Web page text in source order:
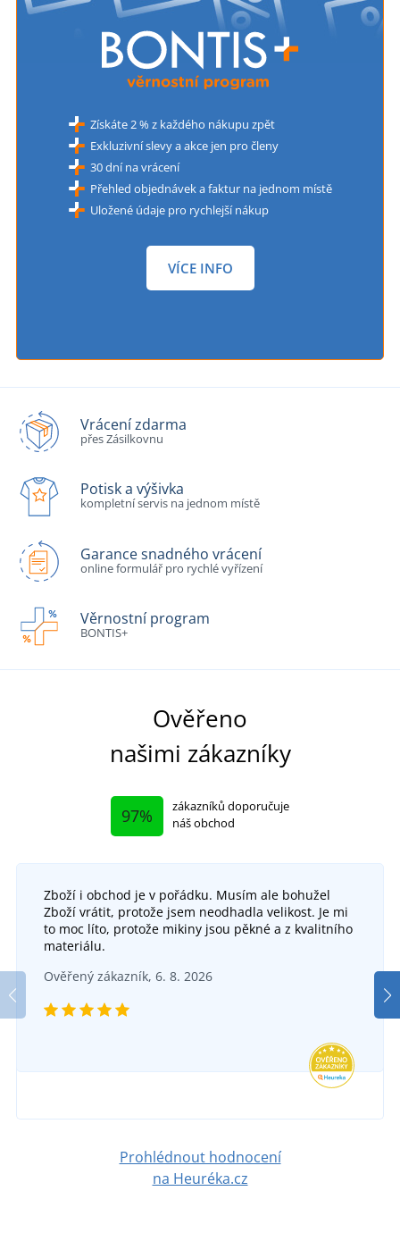
Získáte 2 % z každého nákupu zpět
Exkluzivní slevy a akce jen pro členy
30 dní na vrácení
Přehled objednávek a faktur na jednom místě
Uložené údaje pro rychlejší nákup
VÍCE INFO
Vrácení zdarma
přes Zásilkovnu
Potisk a výšivka
kompletní servis na jednom místě
Garance snadného vrácení
online formulář pro rychlé vyřízení
Věrnostní program
BONTIS+
Ověřeno
našimi zákazníky
97%
zákazníků doporučuje
náš obchod
Zboží i obchod je v pořádku. Musím ale bohužel
Zboží vrátit, protože jsem neodhadla velikost. Je mi
to moc líto, protože mikiny jsou pěkné a z kvalitního
materiálu.
Ověřený zákazník, 6. 8. 2026
Prohlédnout hodnocení
na Heuréka.cz